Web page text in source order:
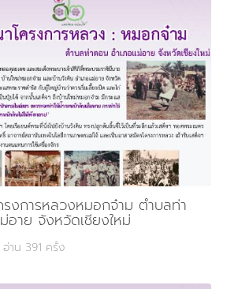
งการหลวงหมอกจ๋าม ตำบลท่า
อาย จังหวัดเชียงใหม่
าน 391 ครั้ง